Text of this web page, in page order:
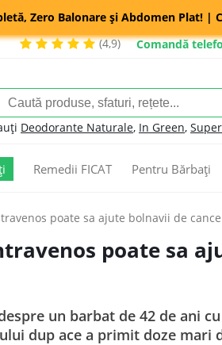
Zero Balonare și Abdomen Plat! |
(4,9)
Comandă
Deodorante Naturale, In Green,
Remedii FICAT Pentru Bărbați
poate sa ajute bolnavii de
poate sa
un barbat de 42 de ani
dup ace a primit doze mari